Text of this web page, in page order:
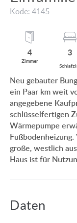
Kode: 4145
4
Zimmer
3
Schlaf
­
Neu gebauter
ein Paar km weit
angegebene
schlüsselfertigen
Wärmepumpe
große, westlich
Haus ist für
Daten
MIT
MIT
VILLA
INFO
HU